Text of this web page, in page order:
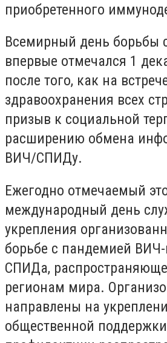
приобретенного
Всемирный день борьбы
впервые отмечался 1
после того, как на
здравоохранения всех
призыв к социальной
расширению обмена
ВИЧ/СПИДу.
Ежегодно отмечаемый
международный день
укрепления
борьбе с пандемией
СПИДа,
регионам мира.
направлены на
общественной